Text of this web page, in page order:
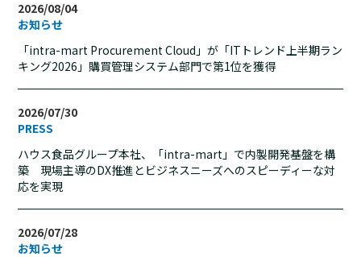
2026/08/04
お知らせ
「intra-mart Procurement Cloud」が「ITトレンド上半期ラン
キング2026」購買管理システム部門で第1位を獲得
2026/07/30
PRESS
ハウス食品グループ本社、「intra-mart」で内製開発基盤を構
築 現場主導のDX推進とビジネスニーズへのスピーディーな対
応を実現
2026/07/28
お知らせ